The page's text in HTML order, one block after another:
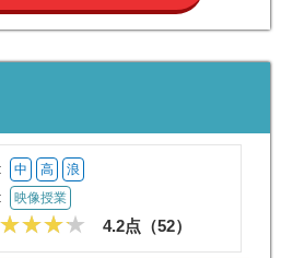
中 高 浪
映像授業
4.2点（52）